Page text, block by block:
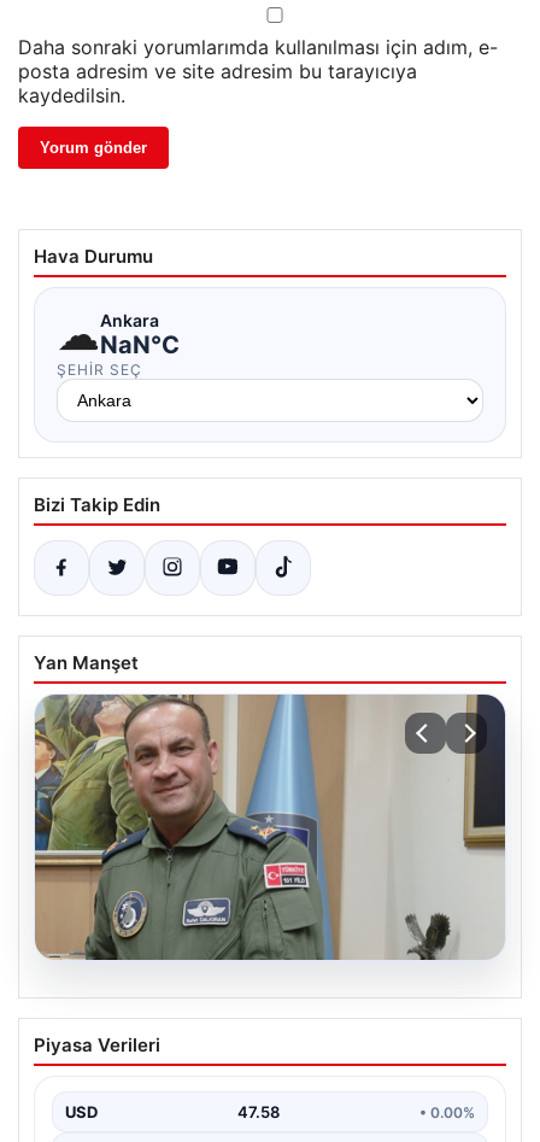
Daha sonraki yorumlarımda kullanılması için adım, e-
posta adresim ve site adresim bu tarayıcıya
kaydedilsin.
Hava Durumu
☁Ankara
NaN°C
ŞEHIR SEÇ
Bizi Takip Edin
Yan Manşet
05.08.2026
Rafet Dalkıran kimdir? Yeni Hava
Kuvvetleri Komutanı Rafet Dalkıran’ın
Piyasa Verileri
USD 47.58 • 0.00%